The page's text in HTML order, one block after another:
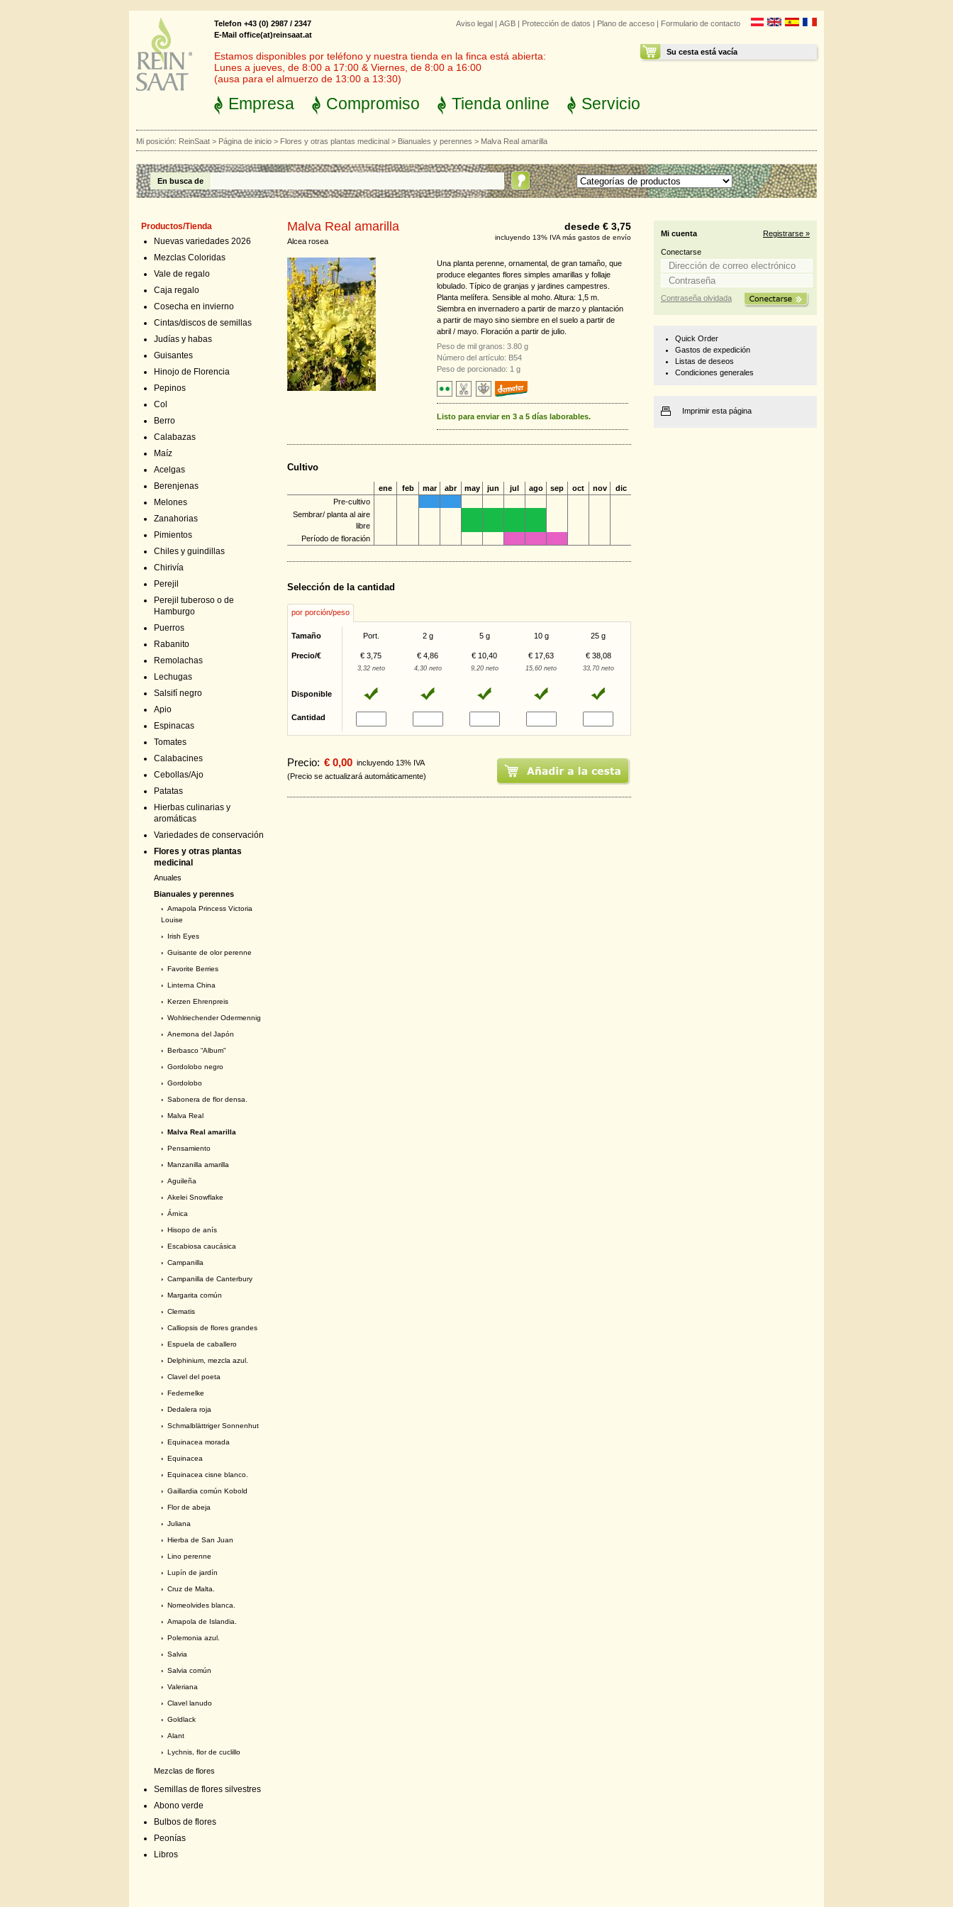
Aviso legal | AGB | Protección de datos | Plano de acceso | Formulario de contacto
Su cesta está vacía
Telefon +43 (0) 2987 / 2347
E-Mail office(at)reinsaat.at
Estamos disponibles por teléfono y nuestra tienda en la finca está abierta:
Lunes a jueves, de 8:00 a 17:00 & Viernes, de 8:00 a 16:00
(ausa para el almuerzo de 13:00 a 13:30)
Empresa Compromiso Tienda online Servicio
Mi posición: ReinSaat > Página de inicio > Flores y otras plantas medicinal > Bianuales y perennes > Malva Real amarilla
En busca de
Productos/Tienda
Nuevas variedades 2026
Mezclas Coloridas
Vale de regalo
Caja regalo
Cosecha en invierno
Cintas/discos de semillas
Judías y habas
Guisantes
Hinojo de Florencia
Pepinos
Col
Berro
Calabazas
Maíz
Acelgas
Berenjenas
Melones
Zanahorias
Pimientos
Chiles y guindillas
Chirivía
Perejil
Perejil tuberoso o de
Hamburgo
Puerros
Rabanito
Remolachas
Lechugas
Salsifí negro
Apio
Espinacas
Tomates
Calabacines
Cebollas/Ajo
Patatas
Hierbas culinarias y
aromáticas
Variedades de conservación
Flores y otras plantas
medicinal
Anuales
Bianuales y perennes
› Amapola Princess Victoria
Louise
› Irish Eyes
› Guisante de olor perenne
› Favorite Berries
› Linterna China
› Kerzen Ehrenpreis
› Wohlriechender Odermennig
› Anemona del Japón
› Berbasco “Album"
› Gordolobo negro
› Gordolobo
› Sabonera de flor densa.
› Malva Real
› Malva Real amarilla
› Pensamiento
› Manzanilla amarilla
› Aguileña
› Akelei Snowflake
› Árnica
› Hisopo de anís
› Escabiosa caucásica
› Campanilla
› Campanilla de Canterbury
› Margarita común
› Clematis
› Calliopsis de flores grandes
› Espuela de caballero
› Delphinium, mezcla azul.
› Clavel del poeta
› Federnelke
› Dedalera roja
› Schmalblättriger Sonnenhut
› Equinacea morada
› Equinacea
› Equinacea cisne blanco.
› Gaillardia común Kobold
› Flor de abeja
› Juliana
› Hierba de San Juan
› Lino perenne
› Lupín de jardín
› Cruz de Malta.
› Nomeolvides blanca.
› Amapola de Islandia.
› Polemonia azul.
› Salvia
› Salvia común
› Valeriana
› Clavel lanudo
› Goldlack
› Alant
› Lychnis, flor de cuclillo
Mezclas de flores
Semillas de flores silvestres
Abono verde
Bulbos de flores
Peonías
Libros
Malva Real amarilla
Alcea rosea
desede € 3,75
incluyendo 13% IVA más gastos de envío
Una planta perenne, ornamental, de gran tamaño, que
produce elegantes flores simples amarillas y follaje
lobulado. Típico de granjas y jardines campestres.
Planta melífera. Sensible al moho. Altura: 1,5 m.
Siembra en invernadero a partir de marzo y plantación
a partir de mayo sino siembre en el suelo a partir de
abril / mayo. Floración a partir de julio.
Peso de mil granos: 3.80 g
Número del artículo: B54
Peso de porcionado: 1 g
Listo para enviar en 3 a 5 días laborables.
Cultivo
ene feb mar abr may jun jul ago sep oct nov
dic
Pre-cultivo
Sembrar/ planta al aire
libre
Período de floración
Selección de la cantidad
por porción/peso
Tamaño Port. 2 g 5 g 10 g 25 g
Precio/€ € 3,75 € 4,86 € 10,40 € 17,63 € 38,08
3,32 neto 4,30 neto 9,20 neto 15,60 neto 33,70 neto
Disponible
Cantidad
Precio: € 0,00 incluyendo 13% IVA
(Precio se actualizará automáticamente)
Mi cuenta Registrarse »
Conectarse
Contraseña olvidada
Quick Order
Gastos de expedición
Listas de deseos
Condiciones generales
Imprimir esta página